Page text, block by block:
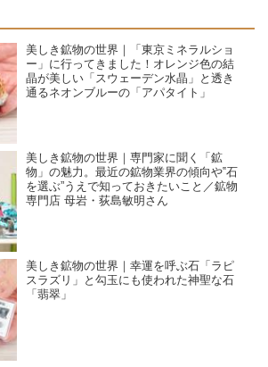
美しき鉱物の世界｜「東京ミネラルショ
ー」に行ってきました！オレンジ色の結
晶が美しい「スウェーデン水晶」と透き
通るネオンブルーの「アパタイト」
美しき鉱物の世界｜専門家に聞く「鉱
物」の魅力。最近の鉱物業界の傾向や‟石
を選ぶ”うえで知っておきたいこと／鉱物
専門店 母岩・荻島敏明さん
美しき鉱物の世界｜幸運を呼ぶ石「ラピ
スラズリ」と勾玉にも使われた神聖な石
「翡翠」